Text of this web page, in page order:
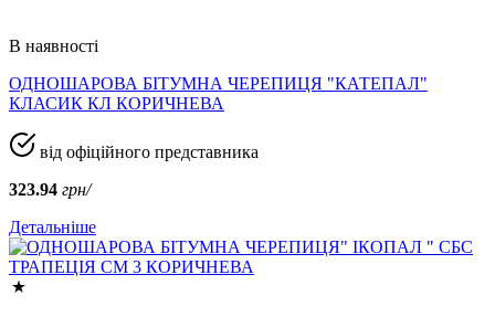
В наявності
ОДНОШАРОВА БІТУМНА ЧЕРЕПИЦЯ "КАТЕПАЛ"
КЛАСИК КЛ КОРИЧНЕВА
від офіційного представника
323.94 грн/
Детальніше